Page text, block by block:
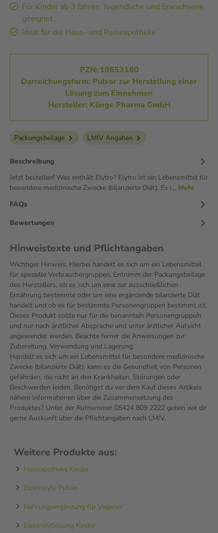
Für Kinder ab 3 Jahren, Jugendliche und Erwachsene
geeignet
Ideal für die Haus- und Reiseapotheke
PZN: 18653180
Darreichungsform: Pulver zur Herstellung einer
Lösung zum Einnehmen
Hersteller: Klinge Pharma GmbH
Packungsbeilage LMIV Angaben
Beschreibung
Jetzt bestellen! Was enthält Elytro? Elytro ist ein Lebensmittel für
besondere medizinische Zwecke (bilanzierte Diät). Es i… Mehr
FAQs
Bewertungen
Hinweistexte und Pflichtangaben
Wichtiger Hinweis: Hierbei handelt es sich um ein Lebensmittel
für spezielle Verbrauchergruppen. Entnimm der Packungsbeilage
des Herstellers, ob es sich um eine zur ausschließlichen
Ernährung bestimmte oder um eine ergänzende bilanzierte Diät
handelt und ob es für bestimmte Personengruppen bestimmt ist.
Dieses Produkt sollte nur für die benannte/n Personengruppe/n
und nur nach ärztlicher Absprache und unter ärztlicher Aufsicht
angewendet werden. Beachte ferner die Anweisungen zur
Zubereitung, Verwendung und Lagerung.
Handelt es sich um ein Lebensmittel für besondere medizinische
Zwecke (bilanzierte Diät), kann es die Gesundheit von Personen
gefährden, die nicht an den Krankheiten, Störungen oder
Beschwerden leiden. Benötigst du vor dem Kauf dieses Artikels
nähere Informationen über die Zusammensetzung des
Produktes? Unter der Rufnummer 05424 809 2222 geben wir dir
gerne Auskunft über die Pflichtangaben nach LMIV.
Weitere Produkte aus:
Hausapotheke Kinder
Elektrolyte Pulver
Nahrungsergänzung für Veganer
Elektrolytlösung Kinder